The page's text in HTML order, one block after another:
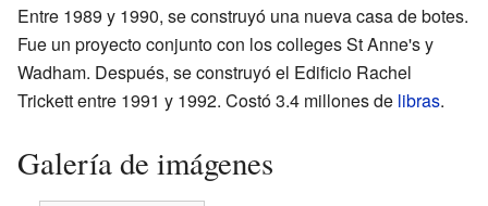
Entre 1989 y 1990, se construyó una nueva casa de botes.
Fue un proyecto conjunto con los colleges St Anne's y
Wadham. Después, se construyó el Edificio Rachel
Trickett entre 1991 y 1992. Costó 3.4 millones de libras.
Galería de imágenes